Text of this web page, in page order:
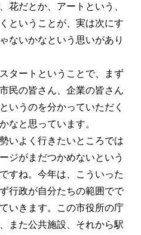
花だとか、アートという、
ということが、実は次にす
ないかなという思いがあり
タートということで、まず
民の皆さん、企業の皆さん
いうのを分かっていただく
なと思っています。
いよく行きたいところでは
ジがまだつかめないという
すね。今年は、こういった
行政が自分たちの範囲でで
いきます。この市役所の庁
また公共施設、それから駅